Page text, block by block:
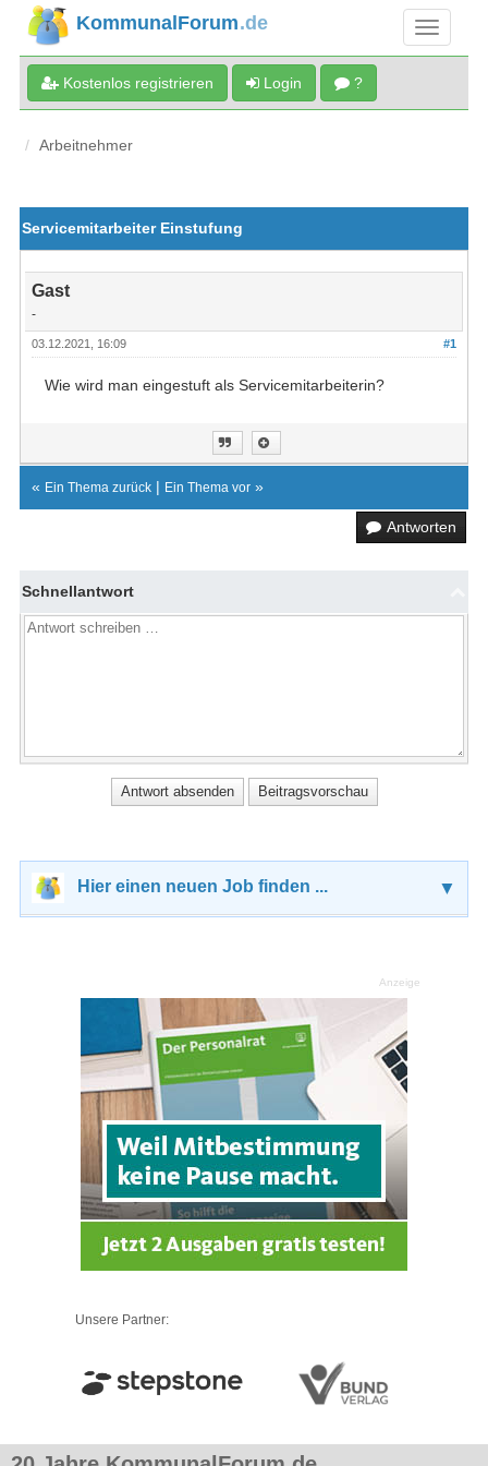
KommunalForum.de
Kostenlos registrieren Login ?
Arbeitnehmer
Servicemitarbeiter Einstufung
Gast
-
#1
03.12.2021, 16:09
Wie wird man eingestuft als Servicemitarbeiterin?
« Ein Thema zurück| Ein Thema vor»
Antworten
Schnellantwort
Hier einen neuen Job finden ... ▼
Anzeige
Unsere Partner: